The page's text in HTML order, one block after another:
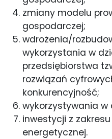
zmiany modelu
gospodarczej;
wdrożenia/
wykorzystania w
przedsiębiorstwa
rozwiązań
konkurencyjność;
wykorzystywania w
inwestycji z
energetycznej.